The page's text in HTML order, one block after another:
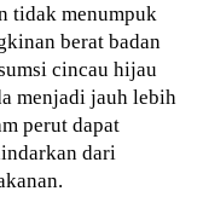
tidak menumpuk
berat badan
cincau hijau
menjadi jauh lebih
perut dapat
dari